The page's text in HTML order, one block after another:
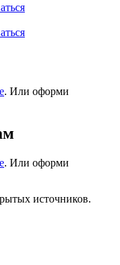
. Или оформи
. Или оформи
источников.